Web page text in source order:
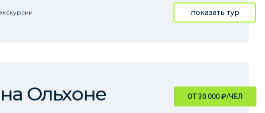
показать тур
ОТ 30 000₽/ЧЕЛ
Ольхоне